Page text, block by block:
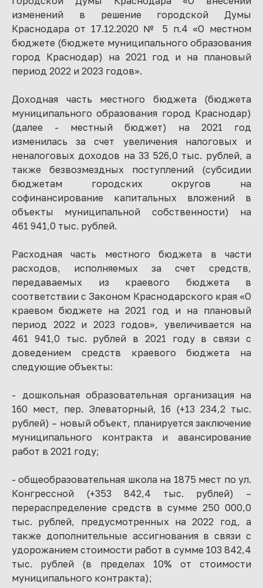
изменений в решение городской Думы
Краснодара от 17.12.2020 № 5 п.4 «О местном
бюджете (бюджете муниципального образования
город Краснодар) на 2021 год и на плановый
период 2022 и 2023 годов».
Доходная часть местного бюджета (бюджета
муниципального образования город Краснодар)
(далее - местный бюджет) на 2021 год
изменилась за счет увеличения налоговых и
неналоговых доходов на 33 526,0 тыс. рублей, а
также безвозмездных поступлений (субсидии
бюджетам городских округов на
софинансирование капитальных вложений в
объекты муниципальной собственности) на
461 941,0 тыс. рублей.
Расходная часть местного бюджета в части
расходов, исполняемых за счет средств,
передаваемых из краевого бюджета в
соответствии с Законом Краснодарского края «О
краевом бюджете на 2021 год и на плановый
период 2022 и 2023 годов», увеличивается на
461 941,0 тыс. рублей в 2021 году в связи с
доведением средств краевого бюджета на
следующие объекты:
- дошкольная образовательная организация на
160 мест, пер. Элеваторный, 16 (+13 234,2 тыс.
рублей) – новый объект, планируется заключение
муниципального контракта и авансирование
работ в 2021 году;
- общеобразовательная школа на 1875 мест по ул.
Конгрессной (+353 842,4 тыс. рублей) –
перераспределение средств в сумме 250 000,0
тыс. рублей, предусмотренных на 2022 год, а
также дополнительные ассигнования в связи с
удорожанием стоимости работ в сумме 103 842,4
тыс. рублей (в пределах 10% от стоимости
муниципального контракта);